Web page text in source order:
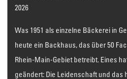
2026
Was 1951 als einzelne Bäckerei in
heute ein Backhaus, das über 50
Rhein-Main-Gebiet betreibt. Eines
geändert: Die Leidenschaft und das